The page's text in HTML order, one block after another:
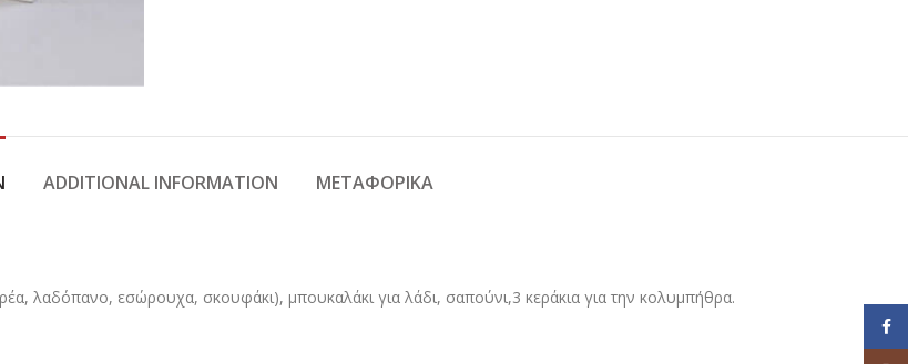
ADDITIONAL INFORMATION ΜΕΤΑΦΟΡΙΚΆ
λαδόπανο, εσώρουχα, σκουφάκι), μπουκαλάκι για λάδι, σαπούνι,3 κεράκια για την κολυμπήθρα.